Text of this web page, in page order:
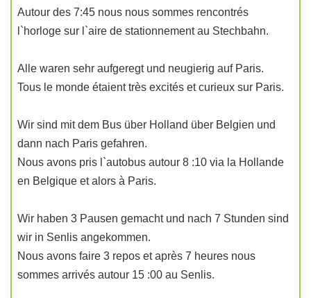
Autour des 7:45 nous nous sommes rencontrés
l`horloge sur l`aire de stationnement au Stechbahn.
Alle waren sehr aufgeregt und neugierig auf Paris.
Tous le monde étaient très excités et curieux sur Paris.
Wir sind mit dem Bus über Holland über Belgien und
dann nach Paris gefahren.
Nous avons pris l`autobus autour 8 :10 via la Hollande
en Belgique et alors à Paris.
Wir haben 3 Pausen gemacht und nach 7 Stunden sind
wir in Senlis angekommen.
Nous avons faire 3 repos et après 7 heures nous
sommes arrivés autour 15 :00 au Senlis.